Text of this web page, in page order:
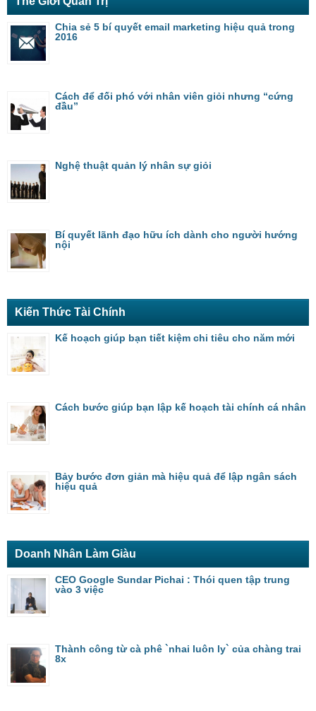
Chia sẻ 5 bí quyết email marketing hiệu quả trong
2016
Cách để đối phó với nhân viên giỏi nhưng “cứng
đầu”
Nghệ thuật quản lý nhân sự giỏi
Bí quyết lãnh đạo hữu ích dành cho người hướng
nội
Kiến Thức Tài Chính
Kế hoạch giúp bạn tiết kiệm chi tiêu cho năm mới
Cách bước giúp bạn lập kế hoạch tài chính cá nhân
Bảy bước đơn giản mà hiệu quả để lập ngân sách
hiệu quả
Doanh Nhân Làm Giàu
CEO Google Sundar Pichai : Thói quen tập trung
vào 3 việc
Thành công từ cà phê `nhai luôn ly` của chàng trai
8x